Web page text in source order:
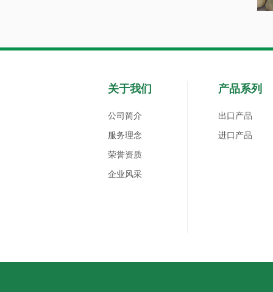
关于我们
公司简介
服务理念
荣誉资质
企业风采
产品系列
出口产品
进口产品